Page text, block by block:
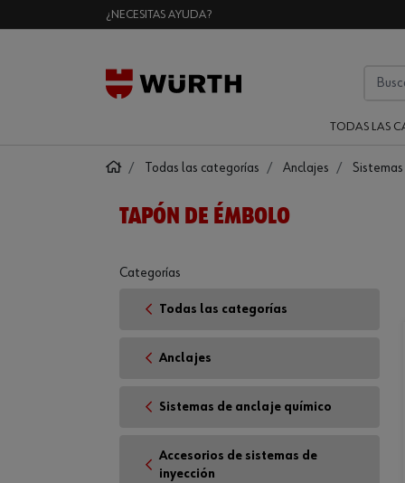
¿NECESITAS AYUDA?
TODAS LAS
Todas las categorías Anclajes
TAPÓN DE ÉMBOLO
Categorías
Todas las categorías
Anclajes
Sistemas de anclaje químico
Accesorios de sistemas de
inyección